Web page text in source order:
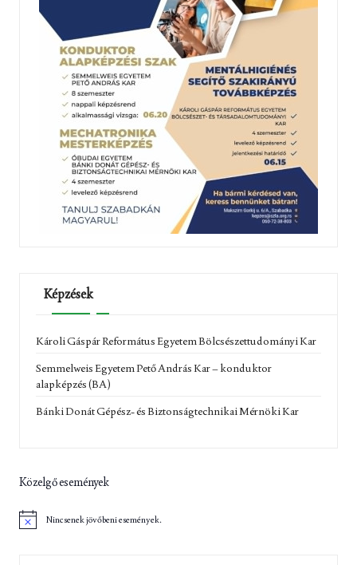
Képzések
Károli Gáspár Református Egyetem Bölcsészettudományi Kar
Semmelweis Egyetem Pető András Kar – konduktor
alapképzés (BA)
Bánki Donát Gépész- és Biztonságtechnikai Mérnöki Kar
Közelgő események
Nincsenek jövőbeni események.